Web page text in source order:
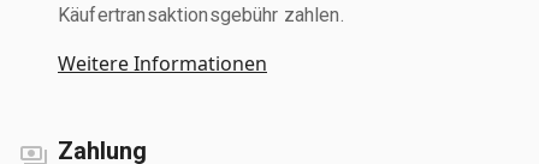
Käufertransaktionsgebühr zahlen.
Weitere Informationen
Zahlung